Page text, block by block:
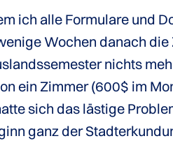
ich alle Formulare und
Wochen danach
nichts
ein Zimmer (600$ im
sich das lästige
ganz der